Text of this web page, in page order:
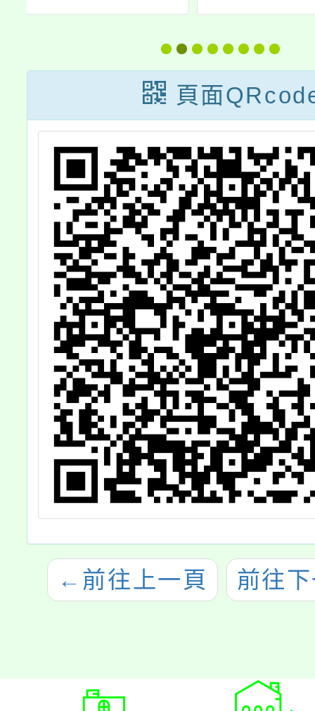
15日（星期四）
上午10時至12時
30分，辦理「社
會情緒學習」線
上論壇一案，請
查照。
滿－
春天
息，
頁面
← 前往上一頁 前往